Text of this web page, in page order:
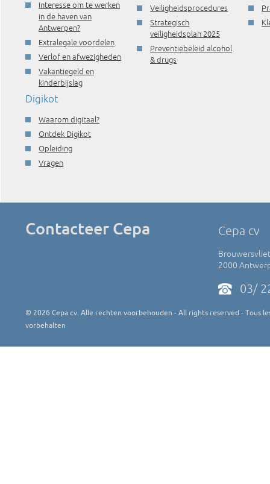
Interesse om te werken
in de haven van
Antwerpen?
Extralegale voordelen
Verlof en afwezigheden
Vakantiegeld en
kinderbijslag
Veiligheidsprocedures
Strategisch
veiligheidsplan 2025
Preventiebeleid alcohol
& drugs
Digikot
Waarom digitaal?
Ontdek Digikot
Opleiding
Vragen
Contacteer Cepa Cepa cv
2000
03/
© 2026 Cepa cv. Alle rechten voorbehouden - All rights reserved - Tous
vorbehalten